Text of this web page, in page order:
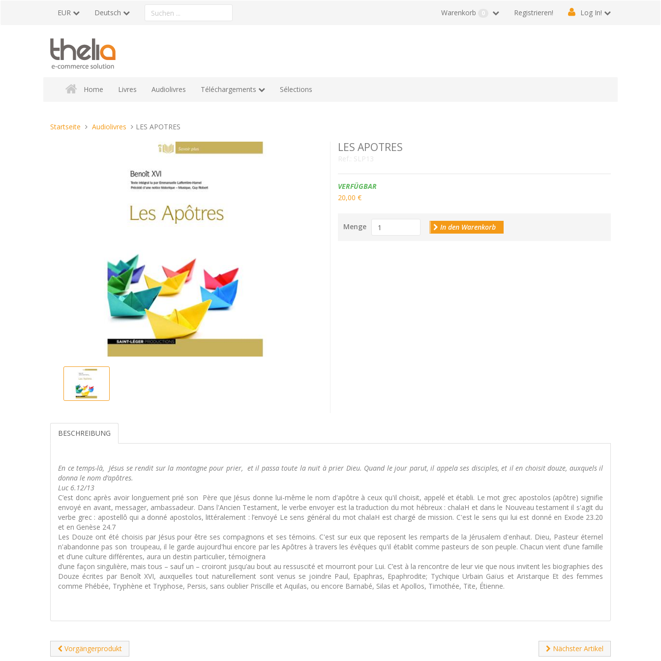
EUR Deutsch
Ein
Produkt
Registrieren! Log In!
Warenkorb 0
Home Livres Audiolivres Téléchargements Sélections
Sie
Startseite Audiolivres LES APOTRES
LES APOTRES
Ref.: SLP13
Verfügbarkeit:
VERFÜGBAR
20,00 €
Menge In den Warenkorb
BESCHREIBUNG
En ce temps-là, Jésus se rendit sur la montagne pour prier, et il passa toute la nuit à prier Dieu. Quand le jour parut, il appela ses disciples, et il en choisit douze, auxquels il
donna le nom d’apôtres.
Luc 6.12/13
C’est donc après avoir longuement prié son Père que Jésus donne lui-même le nom d'apôtre à ceux qu'il choisit, appelé et établi. Le mot grec apostolos (apôtre) signifie
envoyé en avant, messager, ambassadeur. Dans l'Ancien Testament, le verbe envoyer est la traduction du mot hébreux : chalaH et dans le Nouveau testament il s'agit du
verbe grec : apostellô qui a donné apostolos, littéralement : l’envoyé Le sens général du mot chalaH est chargé de mission. C'est le sens qui lui est donné en Exode 23.20
et en Genèse 24.7
Les Douze ont été choisis par Jésus pour être ses compagnons et ses témoins. C'est sur eux que reposent les remparts de la Jérusalem d'enhaut. Dieu, Pasteur éternel
n'abandonne pas son troupeau, il le garde aujourd'hui encore par les Apôtres à travers les évêques qu'il établit comme pasteurs de son peuple. Chacun vient d’une famille
et d’une culture différentes, aura un destin particulier, témoignera
d’une façon singulière, mais tous – sauf un – croiront jusqu’au bout au ressuscité et mourront pour Lui. C’est à la rencontre de leur vie que nous invitent les biographies des
Douze écrites par Benoît XVI, auxquelles tout naturellement sont venus se joindre Paul, Epaphras, Epaphrodite; Tychique Urbain Gaïus et Aristarque Et des femmes
comme Phébée, Tryphène et Tryphose, Persis, sans oublier Priscille et Aquilas, ou encore Barnabé, Silas et Apollos, Timothée, Tite, Étienne.
Vorgängerprodukt Nächster Artikel